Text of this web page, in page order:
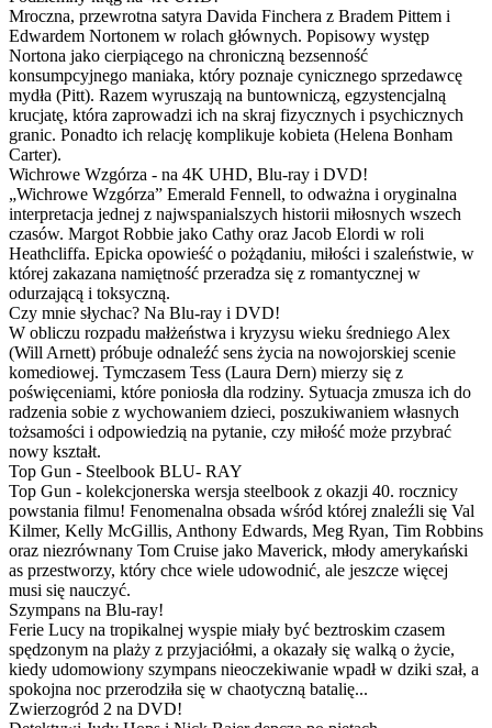
Mroczna, przewrotna satyra Davida Finchera z Bradem Pittem i
Edwardem Nortonem w rolach głównych. Popisowy występ
Nortona jako cierpiącego na chroniczną bezsenność
konsumpcyjnego maniaka, który poznaje cynicznego sprzedawcę
mydła (Pitt). Razem wyruszają na buntowniczą, egzystencjalną
krucjatę, która zaprowadzi ich na skraj fizycznych i psychicznych
granic. Ponadto ich relację komplikuje kobieta (Helena Bonham
Carter).
Wichrowe Wzgórza - na 4K UHD, Blu-ray i DVD!
„Wichrowe Wzgórza” Emerald Fennell, to odważna i oryginalna
interpretacja jednej z najwspanialszych historii miłosnych wszech
czasów. Margot Robbie jako Cathy oraz Jacob Elordi w roli
Heathcliffa. Epicka opowieść o pożądaniu, miłości i szaleństwie, w
której zakazana namiętność przeradza się z romantycznej w
odurzającą i toksyczną.
Czy mnie słychac? Na Blu-ray i DVD!
W obliczu rozpadu małżeństwa i kryzysu wieku średniego Alex
(Will Arnett) próbuje odnaleźć sens życia na nowojorskiej scenie
komediowej. Tymczasem Tess (Laura Dern) mierzy się z
poświęceniami, które poniosła dla rodziny. Sytuacja zmusza ich do
radzenia sobie z wychowaniem dzieci, poszukiwaniem własnych
tożsamości i odpowiedzią na pytanie, czy miłość może przybrać
nowy kształt.
Top Gun - Steelbook BLU- RAY
Top Gun - kolekcjonerska wersja steelbook z okazji 40. rocznicy
powstania filmu! Fenomenalna obsada wśród której znaleźli się Val
Kilmer, Kelly McGillis, Anthony Edwards, Meg Ryan, Tim Robbins
oraz niezrównany Tom Cruise jako Maverick, młody amerykański
as przestworzy, który chce wiele udowodnić, ale jeszcze więcej
musi się nauczyć.
Szympans na Blu-ray!
Ferie Lucy na tropikalnej wyspie miały być beztroskim czasem
spędzonym na plaży z przyjaciółmi, a okazały się walką o życie,
kiedy udomowiony szympans nieoczekiwanie wpadł w dziki szał, a
spokojna noc przerodziła się w chaotyczną batalię...
Zwierzogród 2 na DVD!